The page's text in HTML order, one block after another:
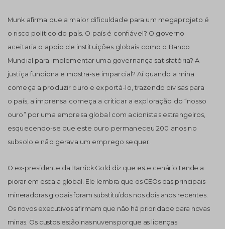
Munk afirma que a maior dificuldade para um megaprojeto é
o risco político do país. O país é confiável? O governo
aceitaria o apoio de instituições globais como o Banco
Mundial para implementar uma governança satisfatória? A
justiça funciona e mostra-se imparcial? Aí quando a mina
começa a produzir ouro e exportá-lo, trazendo divisas para
o país, a imprensa começa a criticar a exploração do “nosso
ouro” por uma empresa global com acionistas estrangeiros,
esquecendo-se que este ouro permaneceu 200 anos no
subsolo e não gerava um emprego sequer.
O ex-presidente da Barrick Gold diz que este cenário tende a
piorar em escala global. Ele lembra que os CEOs das principais
mineradoras globais foram substituídos nos dois anos recentes.
Os novos executivos afirmam que não há prioridade para novas
minas. Os custos estão nas nuvens porque as licenças